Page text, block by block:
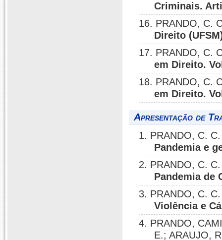
Criminais.
16. PRANDO, C.
Direito
17. PRANDO, C.
em Direito.
18. PRANDO, C.
em Direito.
Apresentação de
1. PRANDO, C.
Pandemia e
2. PRANDO, C.
Pandemia de
3. PRANDO, C.
Violência e
4. PRANDO,
E.; ARAUJO,